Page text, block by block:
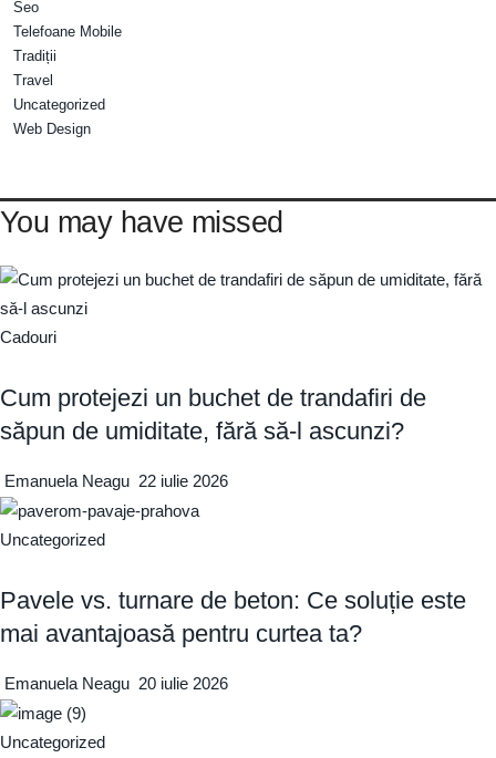
Seo
Telefoane Mobile
Tradiții
Travel
Uncategorized
Web Design
You may have missed
Cadouri
Cum protejezi un buchet de trandafiri de
săpun de umiditate, fără să-l ascunzi?
Emanuela Neagu 22 iulie 2026
Uncategorized
Pavele vs. turnare de beton: Ce soluție este
mai avantajoasă pentru curtea ta?
Emanuela Neagu 20 iulie 2026
Uncategorized